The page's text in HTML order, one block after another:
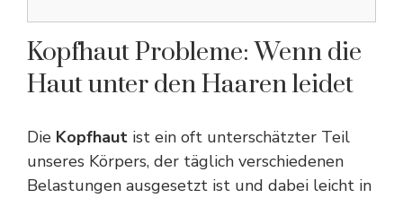
Kopfhaut Probleme: Wenn die
Haut unter den Haaren leidet
Die Kopfhaut ist ein oft unterschätzter Teil
unseres Körpers, der täglich verschiedenen
Belastungen ausgesetzt ist und dabei leicht in